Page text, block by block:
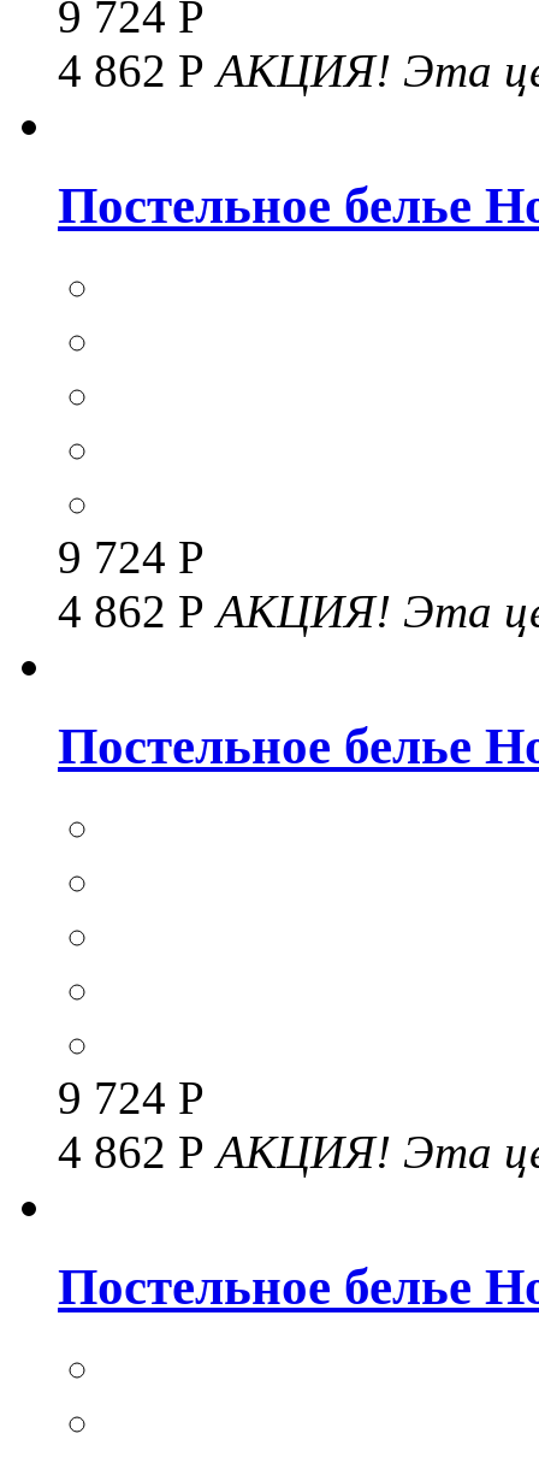
9 724 Р
4 862 РАКЦИЯ! Эта
Постельное белье
9 724 Р
4 862 РАКЦИЯ! Эта
Постельное белье
9 724 Р
4 862 РАКЦИЯ! Эта
Постельное белье